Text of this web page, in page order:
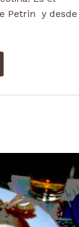
Petrin y desde